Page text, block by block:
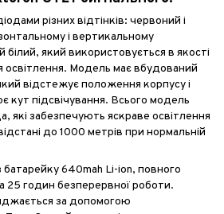
різних відтінків: червоний і
і вертикальному
який використовується в якості
освітлення. Модель має вбудований
відстежує положення корпусу і
кут підсвічування. Всього модель
які забезпечують яскраве освітлення
до 1000 метрів при нормальній
640mah Li-ion, повного
25 годин безперервної роботи.
за допомогою